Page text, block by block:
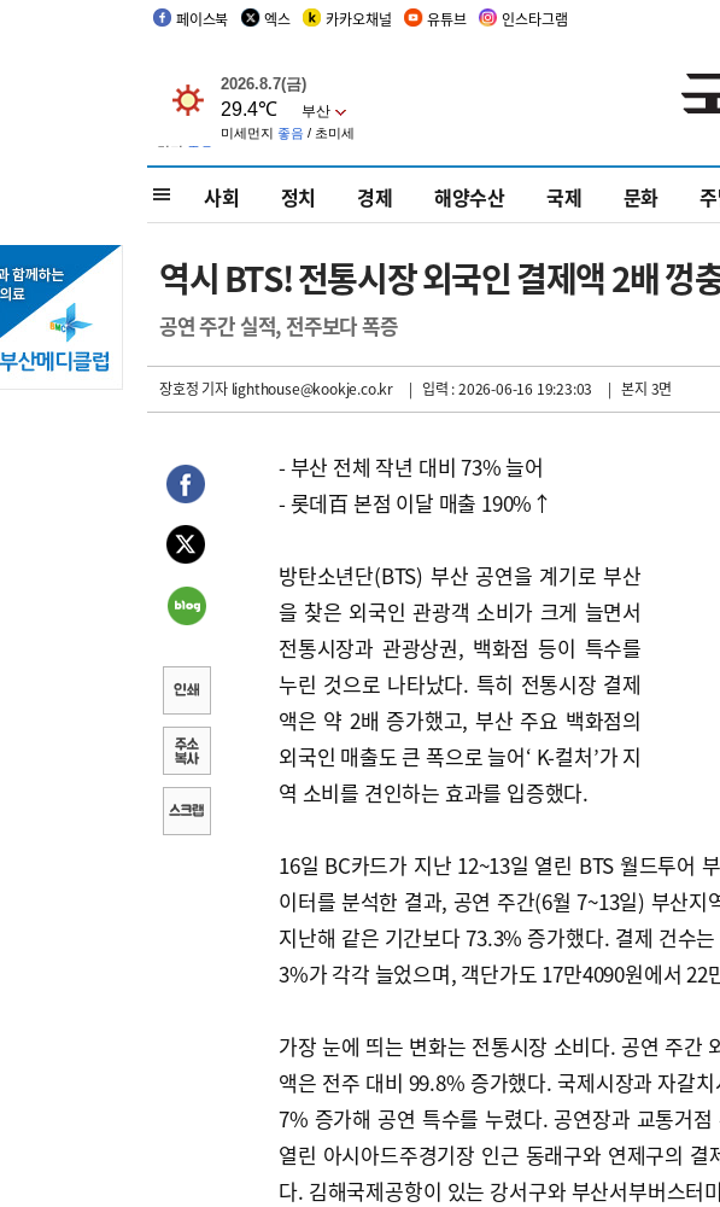
페이스북 엑스 카카오채널 유튜브 인스타그램
사회 정치 경제 해양수산 국제 문화
역시 BTS! 전통시장 외국인 결제액 2배 껑
공연 주간 실적, 전주보다 폭증
장호정 기자lighthouse@kookje.co.kr | 입력 : 2026-06-16 19:23:03 | 본지 3면
- 부산 전체 작년 대비 73% 늘어
- 롯데百 본점 이달 매출 190%↑
방탄소년단(BTS) 부산 공연을 계기로 부산
을 찾은 외국인 관광객 소비가 크게 늘면서
전통시장과 관광상권, 백화점 등이 특수를
누린 것으로 나타났다. 특히 전통시장 결제
액은 약 2배 증가했고, 부산 주요 백화점의
외국인 매출도 큰 폭으로 늘어‘ K-컬처’가 지
역 소비를 견인하는 효과를 입증했다.
16일 BC카드가 지난 12~13일 열린 BTS 월드투어
이터를 분석한 결과, 공연 주간(6월 7~13일) 부산
지난해 같은 기간보다 73.3% 증가했다. 결제 건수
3%가 각각 늘었으며, 객단가도 17만4090원에서
가장 눈에 띄는 변화는 전통시장 소비다. 공연 주간
액은 전주 대비 99.8% 증가했다. 국제시장과 자갈
7% 증가해 공연 특수를 누렸다. 공연장과 교통거
열린 아시아드주경기장 인근 동래구와 연제구의
다. 김해국제공항이 있는 강서구와 부산서부버스터